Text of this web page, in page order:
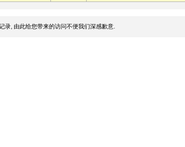
录, 由此给您带来的访问不便我们深感歉意.